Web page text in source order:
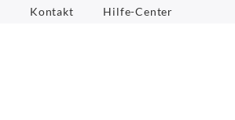
Kontakt Hilfe-Center